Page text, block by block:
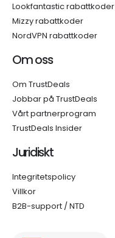
Lookfantastic rabattkoder
Mizzy rabattkoder
NordVPN rabattkoder
Om oss
Om TrustDeals
Jobbar på TrustDeals
Vårt partnerprogram
TrustDeals Insider
Juridiskt
Integritetspolicy
Villkor
B2B-support / NTD